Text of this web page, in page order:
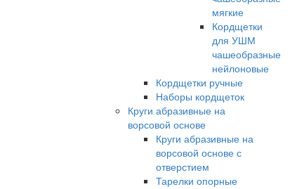
мягкие
Кордщетки
для УШМ
чашеобразные
нейлоновые
Кордщетки ручные
Наборы кордщеток
Круги абразивные на
ворсовой основе
Круги абразивные на
ворсовой основе с
отверстием
Тарелки опорные